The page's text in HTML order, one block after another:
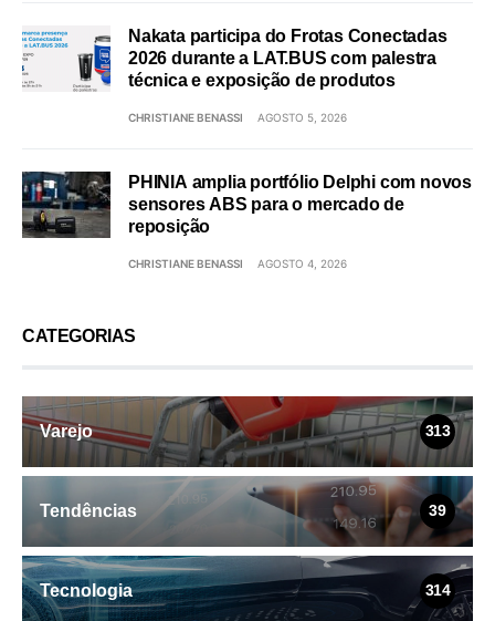
Nakata participa do Frotas Conectadas
2026 durante a LAT.BUS com palestra
técnica e exposição de produtos
CHRISTIANE BENASSI AGOSTO 5, 2026
PHINIA amplia portfólio Delphi com novos
sensores ABS para o mercado de
reposição
CHRISTIANE BENASSI AGOSTO 4, 2026
CATEGORIAS
Varejo 313
Tendências 39
Tecnologia 314